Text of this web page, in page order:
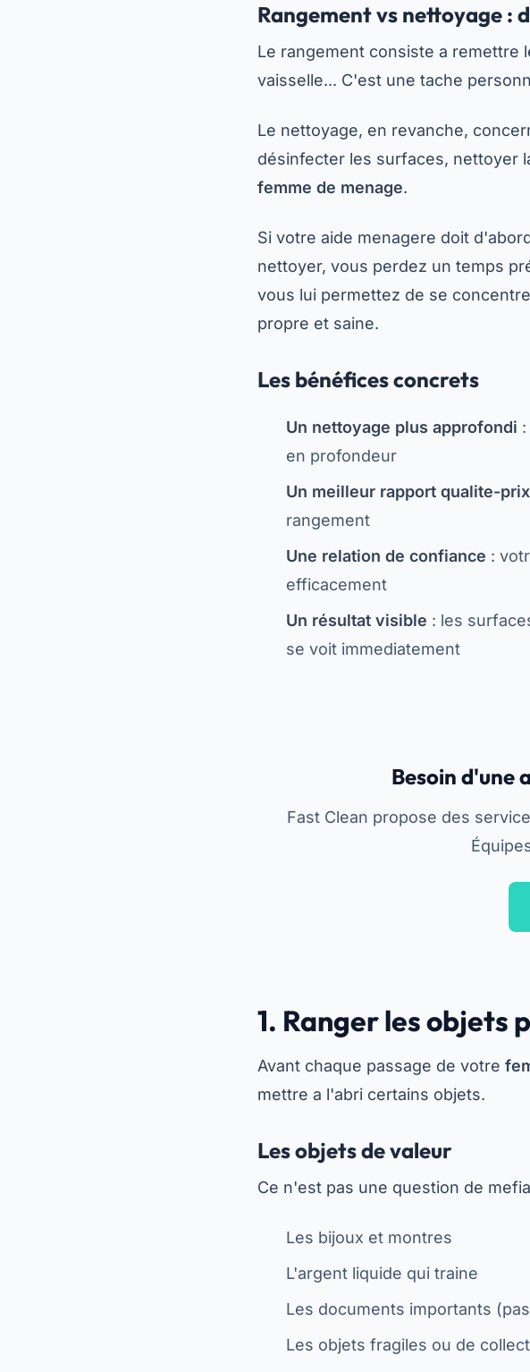
Rangement vs nettoyage :
Le rangement consiste a remettre
vaisselle... C'est une tache
Le nettoyage, en revanche,
désinfecter les surfaces, nettoyer
femme de menage.
Si votre aide menagere doit
nettoyer, vous perdez un temps
vous lui permettez de se
propre et saine.
Les bénéfices concrets
Un nettoyage plus approfondi
en profondeur
Un meilleur rapport qualite-prix
rangement
Une relation de confiance :
efficacement
Un résultat visible : les
se voit immediatement
Besoin d'une
Fast Clean propose des
1. Ranger les objets
Avant chaque passage de votre
mettre a l'abri certains objets.
Les objets de valeur
Ce n'est pas une question de
Les bijoux et montres
L'argent liquide qui traine
Les documents importants
Les objets fragiles ou de